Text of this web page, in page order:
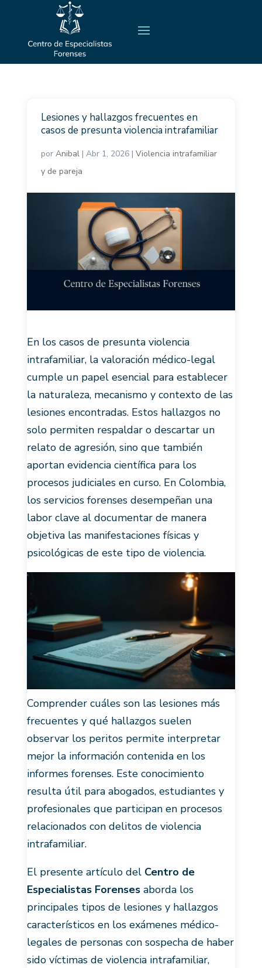
Lesiones y hallazgos frecuentes en
casos de presunta violencia intrafamiliar
por Anibal| Abr 1, 2026| Violencia intrafamiliar
y de pareja
En los casos de presunta violencia
intrafamiliar, la valoración médico-legal
cumple un papel esencial para establecer
la naturaleza, mecanismo y contexto de las
lesiones encontradas. Estos hallazgos no
solo permiten respaldar o descartar un
relato de agresión, sino que también
aportan evidencia científica para los
procesos judiciales en curso. En Colombia,
los servicios forenses desempeñan una
labor clave al documentar de manera
objetiva las manifestaciones físicas y
psicológicas de este tipo de violencia.
Comprender cuáles son las lesiones más
frecuentes y qué hallazgos suelen
observar los peritos permite interpretar
mejor la información contenida en los
informes forenses. Este conocimiento
resulta útil para abogados, estudiantes y
profesionales que participan en procesos
relacionados con delitos de violencia
intrafamiliar.
El presente artículo del Centro de
Especialistas Forensesaborda los
principales tipos de lesiones y hallazgos
característicos en los exámenes médico-
legales de personas con sospecha de haber
sido víctimas de violencia intrafamiliar,